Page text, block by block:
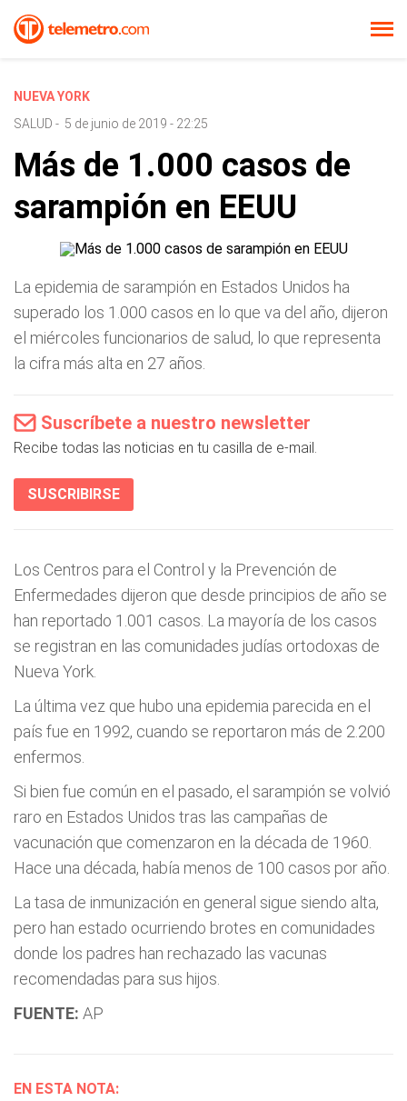
NUEVA YORK
SALUD - 5 de junio de 2019 - 22:25
Más de 1.000 casos de
sarampión en EEUU
La epidemia de sarampión en Estados Unidos ha
superado los 1.000 casos en lo que va del año, dijeron
el miércoles funcionarios de salud, lo que representa
la cifra más alta en 27 años.
Suscríbete a nuestro newsletter
Recibe todas las noticias en tu casilla de e-mail.
SUSCRIBIRSE
Los Centros para el Control y la Prevención de
Enfermedades dijeron que desde principios de año se
han reportado 1.001 casos. La mayoría de los casos
se registran en las comunidades judías ortodoxas de
Nueva York.
La última vez que hubo una epidemia parecida en el
país fue en 1992, cuando se reportaron más de 2.200
enfermos.
Si bien fue común en el pasado, el sarampión se volvió
raro en Estados Unidos tras las campañas de
vacunación que comenzaron en la década de 1960.
Hace una década, había menos de 100 casos por año.
La tasa de inmunización en general sigue siendo alta,
pero han estado ocurriendo brotes en comunidades
donde los padres han rechazado las vacunas
recomendadas para sus hijos.
FUENTE: AP
EN ESTA NOTA: